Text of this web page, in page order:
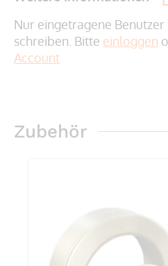
Nur eingetragene
schreiben. Bitte einloggen
Account
Zubehör